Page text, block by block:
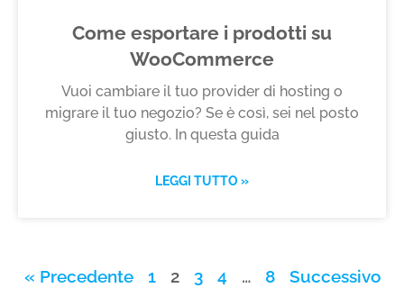
Come esportare i prodotti su
WooCommerce
Vuoi cambiare il tuo provider di hosting o
migrare il tuo negozio? Se è così, sei nel posto
giusto. In questa guida
LEGGI TUTTO »
« Precedente 1 2 3 4 … 8
Successivo